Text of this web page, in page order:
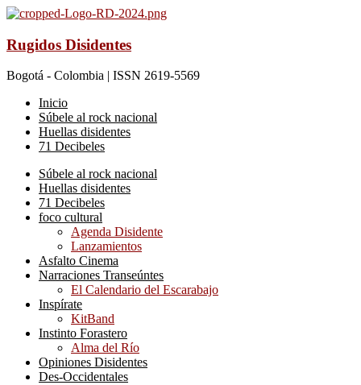
Rugidos Disidentes
Bogotá - Colombia | ISSN 2619-5569
Inicio
Súbele al rock nacional
Huellas disidentes
71 Decibeles
Súbele al rock nacional
Huellas disidentes
71 Decibeles
foco cultural
Agenda Disidente
Lanzamientos
Asfalto Cinema
Narraciones Transeúntes
El Calendario del Escarabajo
Inspírate
KitBand
Instinto Forastero
Alma del Río
Opiniones Disidentes
Des-Occidentales